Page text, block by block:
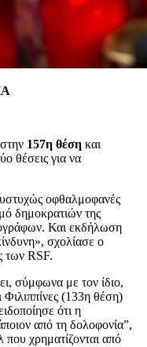
157η θέση και
θέσεις για να
οφθαλμοφανές
δημοκρατιών της
Και εκδήλωση
σχολίασε ο
των RSF.
σύμφωνα με τον ίδιο,
Φιλιππίνες (133η θέση)
ότι η
από τη δολοφονία”,
που χρηματίζονται από